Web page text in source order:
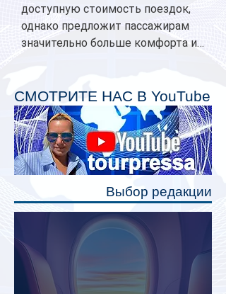
доступную стоимость поездок,
однако предложит пассажирам
значительно больше комфорта и
планируется начать в 2027 году.
Одним из главных нововведений
станут индивидуальные шторки у
каждого спального места. Они
позволят пассажирам закрыть свою
полку во время сна или отдыха,
СМОТРИТЕ НАС В YouTube
Выбор редакции